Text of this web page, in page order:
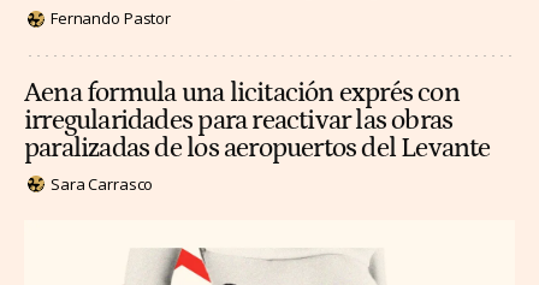
Fernando Pastor
Aena formula una licitación exprés con
irregularidades para reactivar las obras
paralizadas de los aeropuertos del Levante
Sara Carrasco